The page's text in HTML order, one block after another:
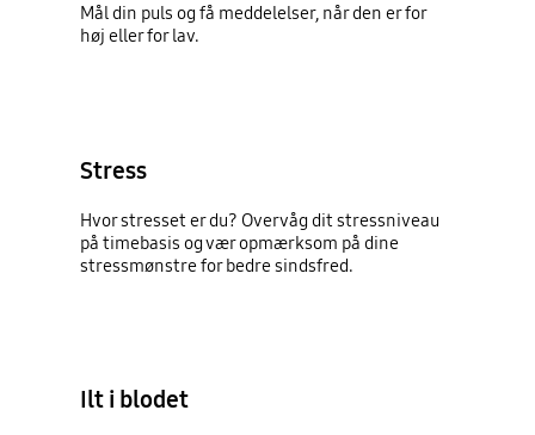
Mål din puls og få meddelelser, når den er for
høj eller for lav.
Stress
Hvor stresset er du? Overvåg dit stressniveau
på timebasis og vær opmærksom på dine
stressmønstre for bedre sindsfred.
Ilt i blodet